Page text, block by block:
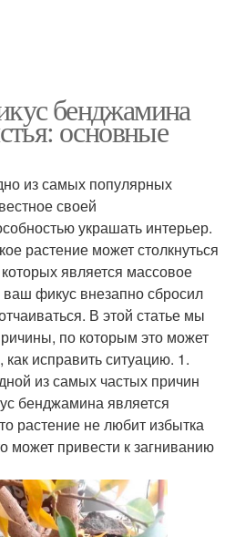
бенджамина
основные
из самых популярных
своей
украшать интерьер.
растение может столкнуться
является массовое
фикус внезапно сбросил
В этой статье мы
по которым это может
исправить ситуацию. 1.
из самых частых причин
бенджамина является
растение не любит избытка
может привести к загниванию